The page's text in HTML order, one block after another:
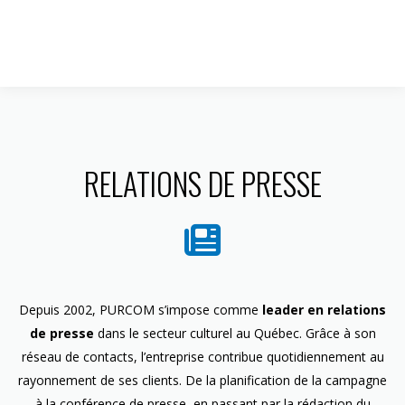
RELATIONS DE PRESSE
Depuis 2002, PURCOM s’impose comme leader en relations
de presse dans le secteur culturel au Québec. Grâce à son
réseau de contacts, l’entreprise contribue quotidiennement au
rayonnement de ses clients. De la planification de la campagne